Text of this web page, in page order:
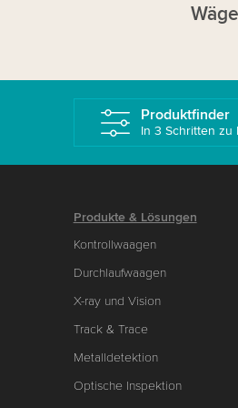
Produktfinder
In 3 Schritten zu
Produkte & Lösungen
Kontrollwaagen
Durchlaufwaagen
X-ray und Vision
Track & Trace
Metalldetektion
Optische Inspektion